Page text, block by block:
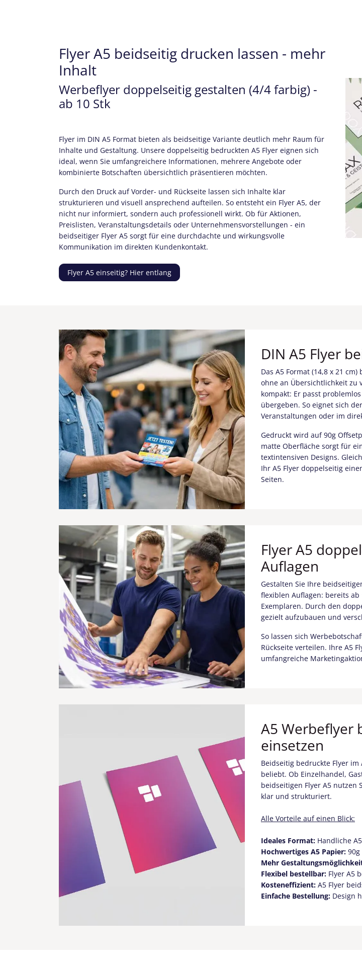
Flyer A5 beidseitig drucken lassen - mehr
Inhalt
Werbeflyer doppelseitig gestalten (4/4 farbig) -
ab 10 Stk
Flyer im DIN A5 Format bieten als beidseitige Variante deutlich mehr Raum für
Inhalte und Gestaltung. Unsere doppelseitig bedruckten A5 Flyer eignen sich
ideal, wenn Sie umfangreichere Informationen, mehrere Angebote oder
kombinierte Botschaften übersichtlich präsentieren möchten.
Durch den Druck auf Vorder- und Rückseite lassen sich Inhalte klar
strukturieren und visuell ansprechend aufteilen. So entsteht ein Flyer A5, der
nicht nur informiert, sondern auch professionell wirkt. Ob für Aktionen,
Preislisten, Veranstaltungsdetails oder Unternehmensvorstellungen - ein
beidseitiger Flyer A5 sorgt für eine durchdachte und wirkungsvolle
Kommunikation im direkten Kundenkontakt.
Flyer A5 einseitig? Hier entlang
DIN A5 Flyer
Das A5 Format (14,8 x 21
ohne an Übersichtlichkeit zu
kompakt: Er passt
übergeben. So eignet sich
Veranstaltungen oder im
Gedruckt wird auf 90g
matte Oberfläche sorgt für
textintensiven Designs.
Ihr A5 Flyer doppelseitig
Seiten.
Flyer A5
Auflagen
Gestalten Sie Ihre
flexiblen Auflagen: bereits ab
Exemplaren. Durch den
gezielt aufzubauen und
So lassen sich
Rückseite verteilen. Ihre A5
umfangreiche
A5 Werbeflyer
einsetzen
Beidseitig bedruckte Flyer
beliebt. Ob Einzelhandel,
beidseitigen Flyer A5 nutzen
klar und strukturiert.
Alle Vorteile auf einen Blick:
Ideales Format: Handliche
Hochwertiges A5 Papier:
Mehr
Flexibel bestellbar: Flyer A5
Kosteneffizient: A5 Flyer
Einfache Bestellung: Design